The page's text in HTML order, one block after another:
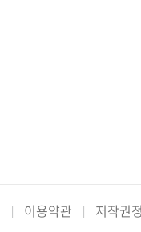
이용약관 저작권